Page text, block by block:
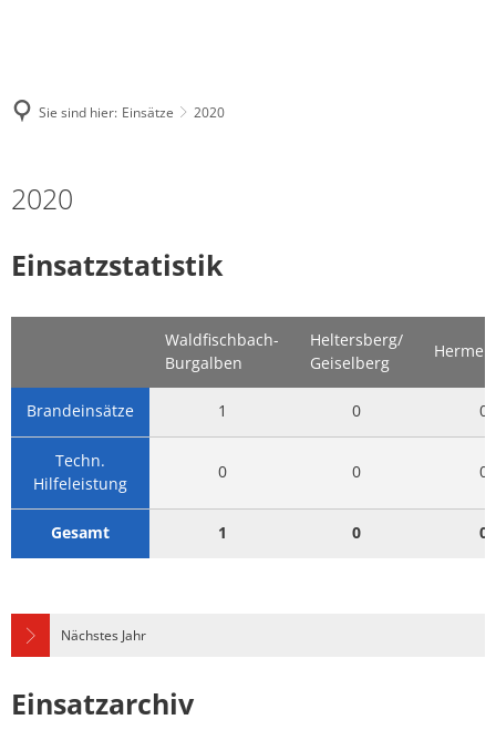
Sie sind hier: Einsätze 2020
2020
Einsatzstatistik
Waldfischbach-
Burgalben
Heltersberg/
Geiselberg
Brandeinsätze 1 0 0
Techn.
Hilfeleistung
0 0 0
Gesamt 1 0 0
Nächstes Jahr
Einsatzarchiv